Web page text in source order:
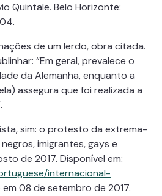
Quintale. Belo Horizonte:
de um lerdo, obra citada.
“Em geral, prevalece o
da Alemanha, enquanto a
assegura que foi realizada a
sim: o protesto da extrema-
imigrantes, gays e
de 2017. Disponível em:
internacional-
08 de setembro de 2017.